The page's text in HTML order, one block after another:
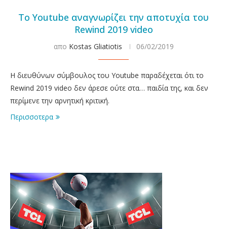
To Youtube αναγνωρίζει την αποτυχία του
Rewind 2019 video
απο Kostas Gliatiotis 06/02/2019
Η διευθύνων σύμβουλος του Youtube παραδέχεται ότι το
Rewind 2019 video δεν άρεσε ούτε στα… παιδία της, και δεν
περίμενε την αρνητική κριτική.
Περισσοτερα